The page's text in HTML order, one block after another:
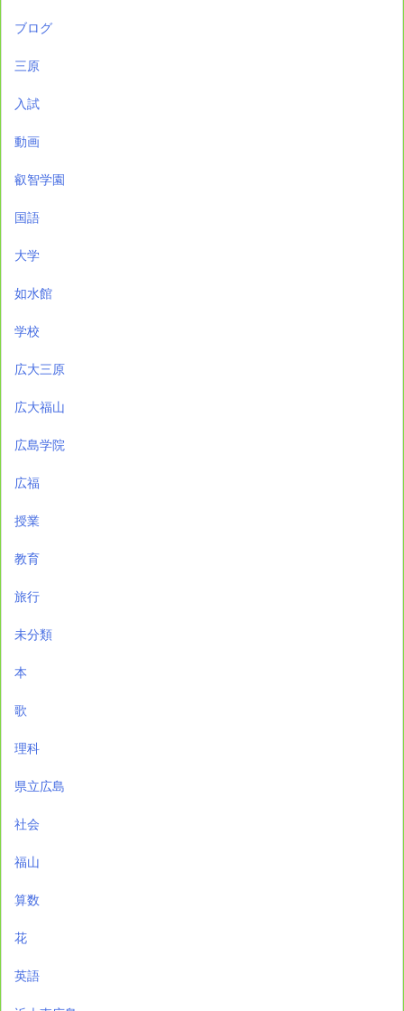
ブログ
三原
入試
動画
叡智学園
国語
大学
如水館
学校
広大三原
広大福山
広島学院
広福
授業
教育
旅行
未分類
本
歌
理科
県立広島
社会
福山
算数
花
英語